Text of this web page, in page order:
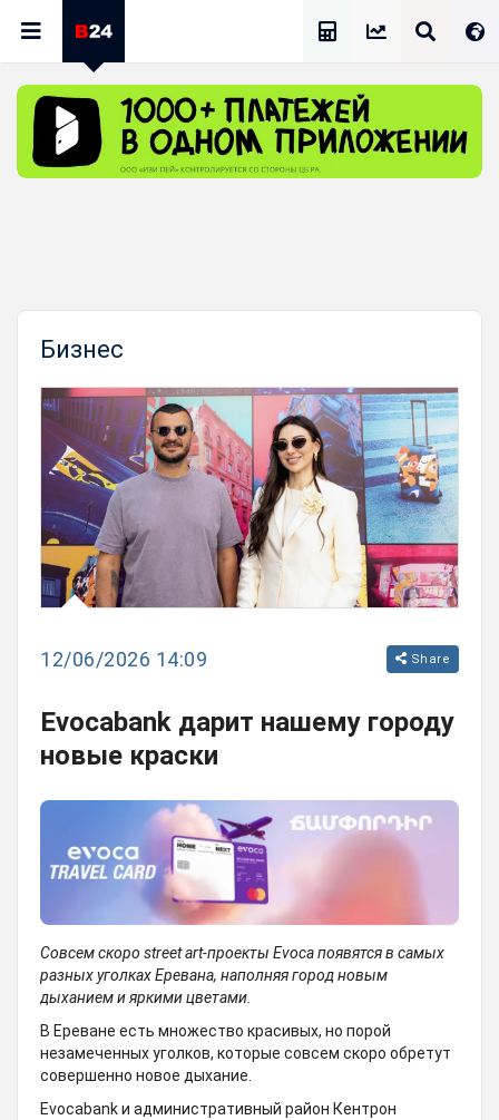
Бизнес
12/06/2026 14:09 Share
Evocabank дарит нашему городу
новые краски
Совсемскоро street art-проекты Evocaпоявятсяв самых
разныхуголкахЕревана, наполняягородновым
дыханиемияркимицветами.
В Ереване есть множество красивых, но порой
незамеченных уголков, которые совсем скоро обретут
совершенно новое дыхание.
Evocabank и административный район Кентрон